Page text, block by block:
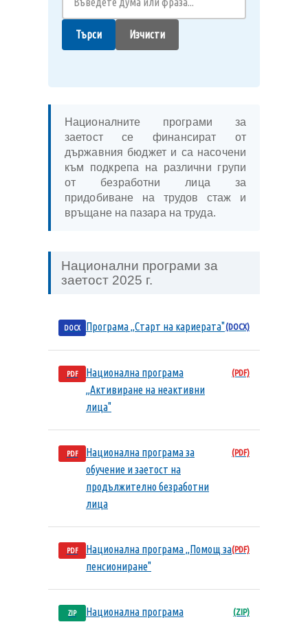
Търси Изчисти
Националните програми за
заетост се финансират от
държавния бюджет и са насочени
към подкрепа на различни групи
от безработни лица за
придобиване на трудов стаж и
връщане на пазара на труда.
Национални програми за
заетост 2025 г.
DOCX Програма „Старт на кариерата"(DOCX)
PDF
Национална програма
„Активиране на неактивни
лица"
(PDF)
PDF
Национална програма за
обучение и заетост на
продължително безработни
лица
(PDF)
PDF
Национална програма „Помощ за
пенсиониране"
(PDF)
ZIP Национална програма (ZIP)